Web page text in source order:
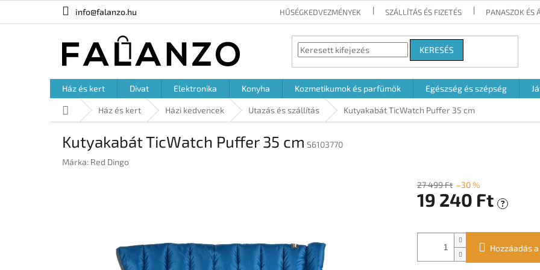
info@falanzo.hu HŰSÉGKEDVEZMÉNYEK SZÁLLÍTÁS ÉS FIZETÉS PANASZOK ÉS
KERESÉS
Ház és kert Divat Elektronika Konyha Kozmetikumok és parfümök Egészség és szépség
KezdőlapHáz és kert Házi kedvencek Utazás és szállítás Kutyakabát TicWatch Puffer 35 cm
Kutyakabát TicWatch Puffer 35 cm S6103770
Márka: Red Dingo
27 499 Ft –30 %
19 240 Ft ?
Hozzáadás